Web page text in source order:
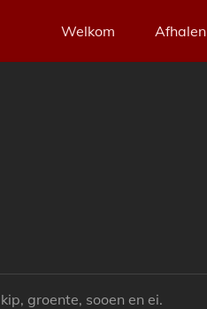
Welkom Afhalen
groente, sooen en ei.